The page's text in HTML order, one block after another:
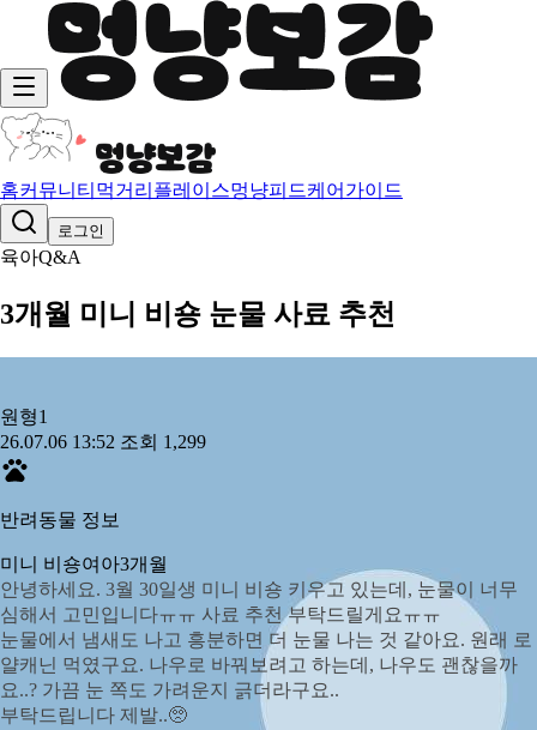
홈커뮤니티 먹거리 플레이스멍냥피드케어가이드
로그인
육아Q&A
3개월 미니 비숑 눈물 사료 추천
원형1
26.07.06 13:52 조회 1,299
반려동물 정보
미니 비숑여아3개월
안녕하세요. 3월 30일생 미니 비숑 키우고 있는데, 눈물이 너무
심해서 고민입니다ㅠㅠ 사료 추천 부탁드릴게요ㅠㅠ
눈물에서 냄새도 나고 흥분하면 더 눈물 나는 것 같아요. 원래 로
얄캐닌 먹였구요. 나우로 바꿔보려고 하는데, 나우도 괜찮을까
요..? 가끔 눈 쪽도 가려운지 긁더라구요..
부탁드립니다 제발..🥺